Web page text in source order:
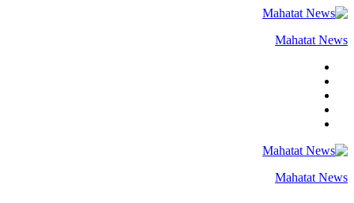
التجاوز
المحتوى
Mahatat News
Mahatat News